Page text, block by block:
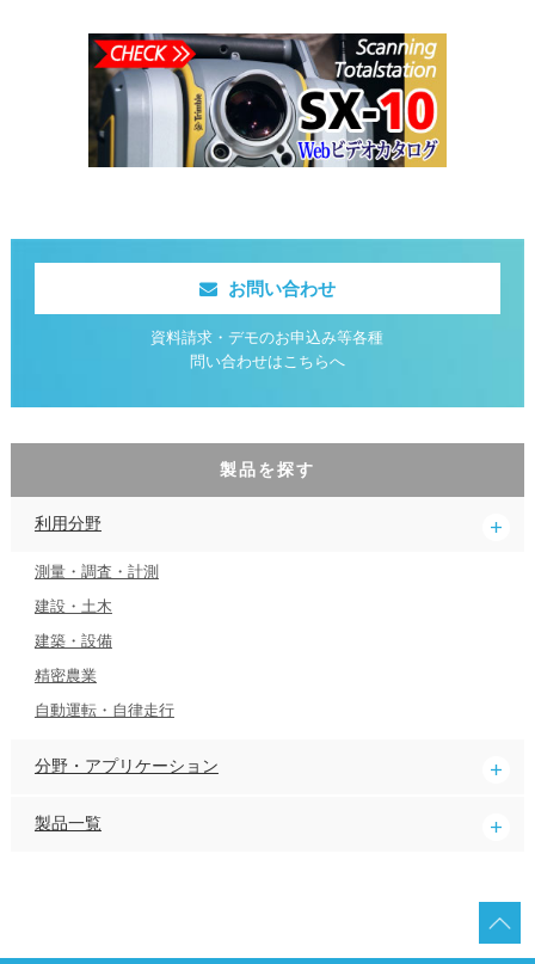
お問い合わせ
資料請求・デモのお申込み等各種
問い合わせはこちらへ
製品を探す
利用分野
測量・調査・計測
建設・土木
建築・設備
精密農業
自動運転・自律走行
分野・アプリケーション
製品一覧